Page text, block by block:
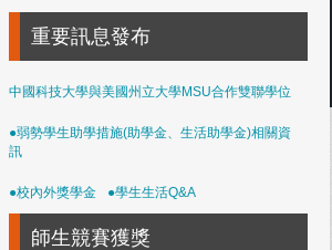
重要訊息發布
中國科技大學與美國州立大學MSU合作雙聯學位
●弱勢學生助學措施(助學金、生活助學金)相關資
訊
●校內外獎學金 ●學生生活Q&A
師生競賽獲獎